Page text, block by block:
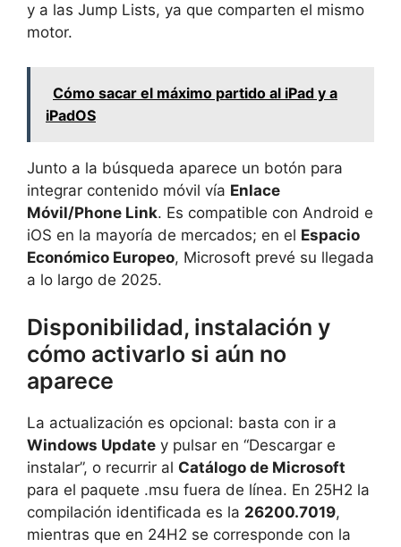
y a las Jump Lists, ya que comparten el mismo
motor.
Cómo sacar el máximo partido al iPad y a
iPadOS
Junto a la búsqueda aparece un botón para
integrar contenido móvil vía Enlace
Móvil/Phone Link. Es compatible con Android e
iOS en la mayoría de mercados; en el Espacio
Económico Europeo, Microsoft prevé su llegada
a lo largo de 2025.
Disponibilidad, instalación y
cómo activarlo si aún no
aparece
La actualización es opcional: basta con ir a
Windows Update y pulsar en “Descargar e
instalar”, o recurrir al Catálogo de Microsoft
para el paquete .msu fuera de línea. En 25H2 la
compilación identificada es la 26200.7019,
mientras que en 24H2 se corresponde con la